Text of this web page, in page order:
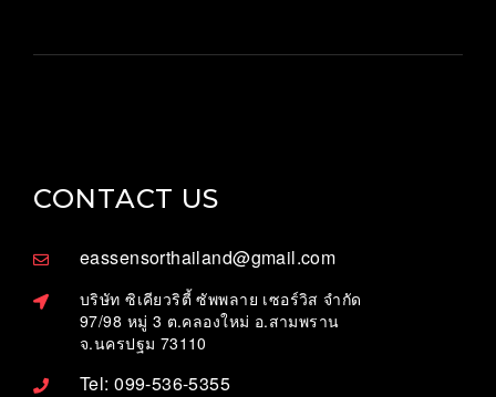
CONTACT US
eassensorthailand@gmail.com
บริษัท ซิเคียวริตี้ ซัพพลาย เซอร์วิส จำกัด
97/98 หมู่ 3 ต.คลองใหม่ อ.สามพราน
จ.นครปฐม 73110
Tel: 099-536-5355